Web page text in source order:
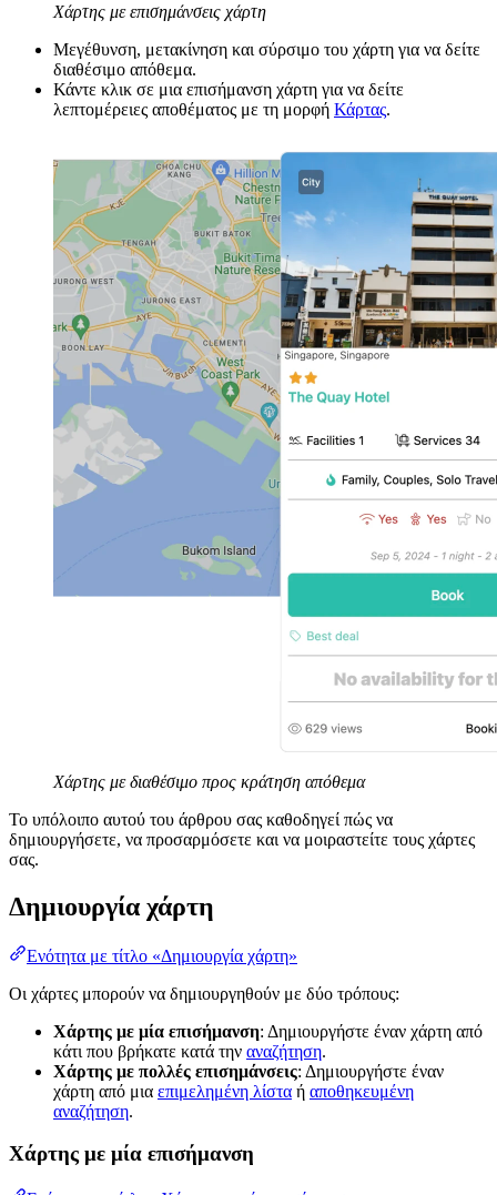
Χάρτης με επισημάνσεις χάρτη
Μεγέθυνση, μετακίνηση και σύρσιμο του χάρτη για να δείτε
διαθέσιμο απόθεμα.
Κάντε κλικ σε μια επισήμανση χάρτη για να δείτε
λεπτομέρειες αποθέματος με τη μορφή Κάρτας.
Χάρτης με διαθέσιμο προς κράτηση απόθεμα
Το υπόλοιπο αυτού του άρθρου σας καθοδηγεί πώς να
δημιουργήσετε, να προσαρμόσετε και να μοιραστείτε τους χάρτες
σας.
Δημιουργία χάρτη
Ενότητα με τίτλο «Δημιουργία χάρτη»
Οι χάρτες μπορούν να δημιουργηθούν με δύο τρόπους:
Χάρτης με μία επισήμανση: Δημιουργήστε έναν χάρτη από
κάτι που βρήκατε κατά την αναζήτηση.
Χάρτης με πολλές επισημάνσεις: Δημιουργήστε έναν
χάρτη από μια επιμελημένη λίστα ή αποθηκευμένη
αναζήτηση.
Χάρτης με μία επισήμανση